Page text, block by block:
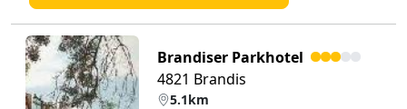
Brandiser Parkhotel
4821 Brandis
5.1km